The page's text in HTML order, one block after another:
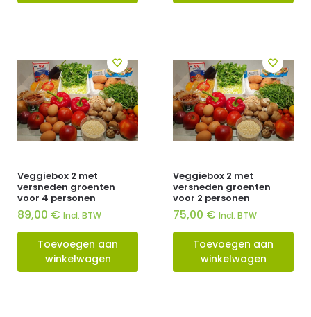
Veggiebox 2 met
versneden groenten
voor 4 personen
89,00 € Incl. BTW
Toevoegen aan
winkelwagen
Veggiebox 2 met
versneden groenten
voor 2 personen
75,00 € Incl. BTW
Toevoegen aan
winkelwagen